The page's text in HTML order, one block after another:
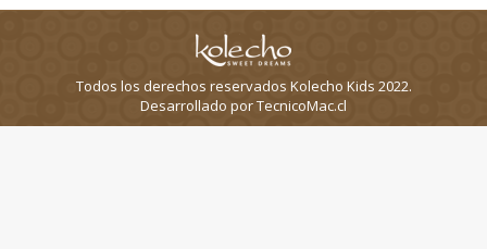
Todos los derechos reservados Kolecho Kids 2022.
Desarrollado por TecnicoMac.cl